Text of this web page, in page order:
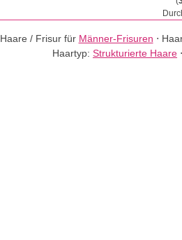
Haare / Frisur für Männer-Frisuren ⋅
Haartyp:Strukturierte Haare